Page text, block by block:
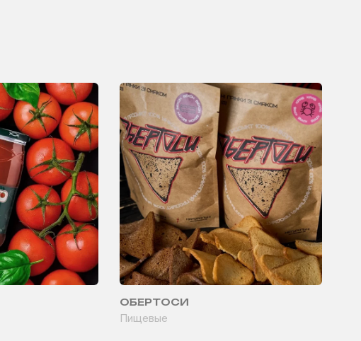
ОБЕРТОСИ
Пищевые